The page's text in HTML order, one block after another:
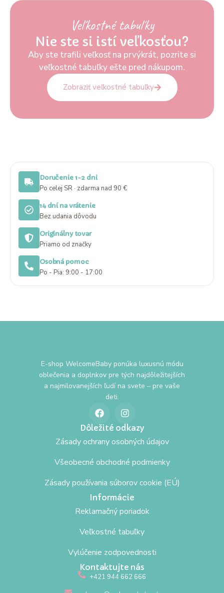
Veľkostné tabuľky
Nie ste si istí veľkosťou?
Aby ste trafili veľkosť na prvýkrát, pozrite si
veľkostné tabuľky ešte pred nákupom.
Zobraziť veľkostné tabuľky
Doručenie 1-2 dni
Po celej SR · zdarma nad 90 €
14 dní na vrátenie
Bez udania dôvodu
Originálny tovar
Priamo od značky
Osobná pomoc
Po - Pia: 9:00 - 17:00
E-shop WelcomeBaby ponúka luxusnú módu
oblečenia a doplnkov pre tých najdôležitejších
a najmilovanejších ľudí na svete – pre vaše
deti.
Dôležité odkazy
Zásady ochrany osobných údajov
Všeobecné obchodné podmienky
Zásady používania súborov cookie (EÚ)
Informácie
Reklamačný poriadok
Veľkostné tabuľky
Vylúčenie zodpovednosti
Kontaktujte nás
+421 944 662 666